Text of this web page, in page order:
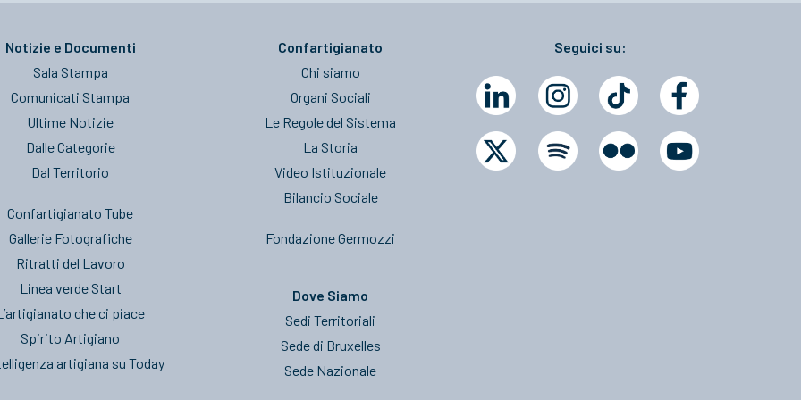
Notizie e Documenti
Sala Stampa
Comunicati Stampa
Ultime Notizie
Dalle Categorie
Dal Territorio
Confartigianato Tube
Gallerie Fotografiche
Ritratti del Lavoro
Linea verde Start
che ci piace
Spirito Artigiano
artigiana su Today
Confartigianato
Chi siamo
Organi Sociali
Le Regole del Sistema
La Storia
Video Istituzionale
Bilancio Sociale
Fondazione Germozzi
Dove Siamo
Sedi Territoriali
Sede di Bruxelles
Sede Nazionale
Seguici su: